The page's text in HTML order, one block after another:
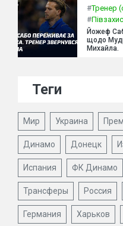
#Тренер
#
Йожеф
щодо
Михайла.
Теги
Мир Украина
Динамо Донецк
Испания ФК Динамо
Трансферы Россия
Германия Харьков